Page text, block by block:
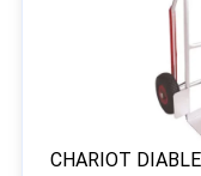
CHARIOT